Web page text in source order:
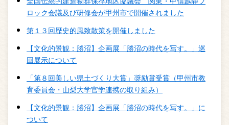
ロック会議及び研修会が甲州市で開催されました
第１３回歴史的風致散策を開催しました
【文化的景観：勝沼】企画展「勝沼の時代を写す。」巡
回展示について
「第８回美しい県土づくり大賞」奨励賞受賞（甲州市教
育委員会・山梨大学官学連携の取り組み）
【文化的景観：勝沼】企画展「勝沼の時代を写す。」に
ついて